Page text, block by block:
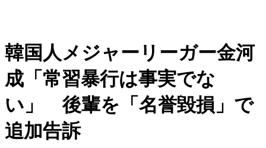
韓国人メジャーリーガー金河
成「常習暴行は事実でな
い」 後輩を「名誉毀損」で
追加告訴